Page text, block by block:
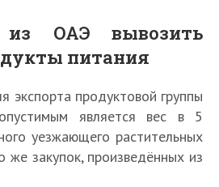
ОАЭ вывозить
питания
экспорта продуктовой группы
является вес в 5
уезжающего растительных
же закупок, произведённых из